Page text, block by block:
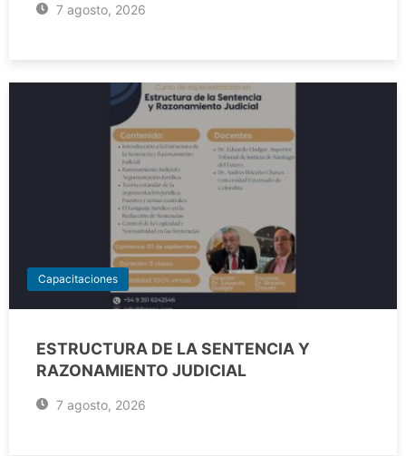
7 agosto, 2026
Capacitaciones
ESTRUCTURA DE LA SENTENCIA Y
RAZONAMIENTO JUDICIAL
7 agosto, 2026